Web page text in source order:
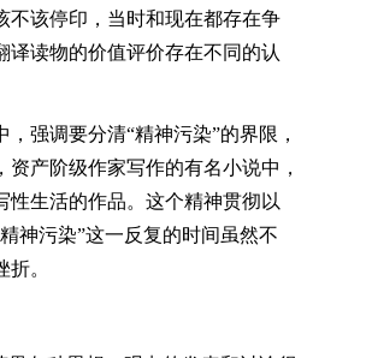
不该停印，当时和现在都存在争
读物的价值评价存在不同的认
强调要分清“精神污染”的界限，
产阶级作家写作的有名小说中，
性生活的作品。这个精神贯彻以
神污染”这一反复的时间虽然不
。